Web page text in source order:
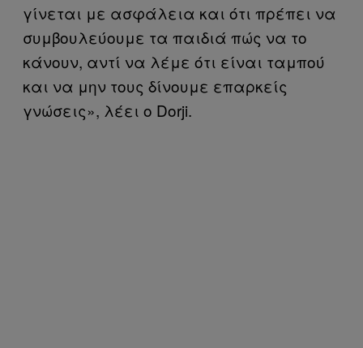
γίνεται με ασφάλεια και ότι πρέπει να
συμβουλεύουμε τα παιδιά πώς να το
κάνουν, αντί να λέμε ότι είναι ταμπού
και να μην τους δίνουμε επαρκείς
γνώσεις», λέει ο Dorji.